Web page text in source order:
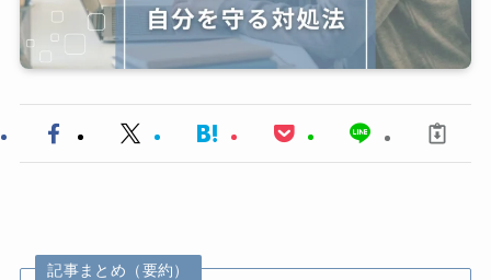
記事まとめ（要約）